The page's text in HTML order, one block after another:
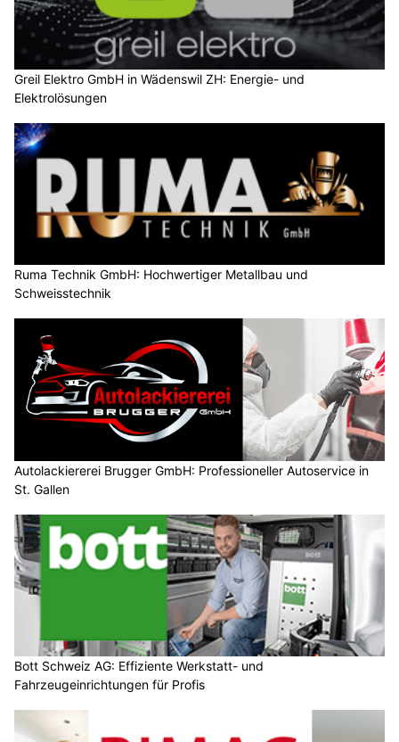
Greil Elektro GmbH in Wädenswil ZH: Energie- und
Elektrolösungen
Ruma Technik GmbH: Hochwertiger Metallbau und
Schweisstechnik
Autolackiererei Brugger GmbH: Professioneller Autoservice in
St. Gallen
Bott Schweiz AG: Effiziente Werkstatt- und
Fahrzeugeinrichtungen für Profis